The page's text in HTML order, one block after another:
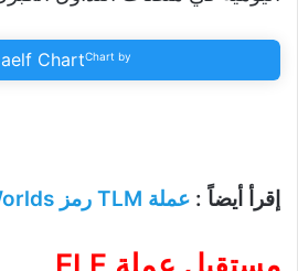
aelf ChartChart by
إقرأ أيضاً : عملة TLM رمز Alien Worlds كيف يعمل